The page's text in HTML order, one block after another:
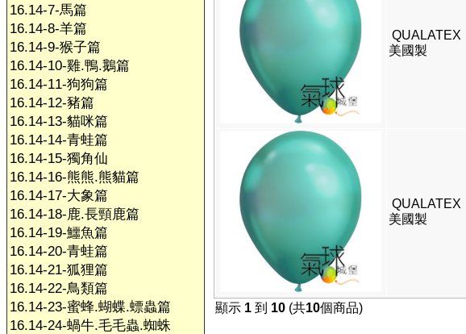
16.14-7-馬篇
16.14-8-羊篇
16.14-9-猴子篇
16.14-10-雞.鴨.鵝篇
16.14-11-狗狗篇
16.14-12-豬篇
16.14-13-貓咪篇
16.14-14-青蛙篇
16.14-15-獨角仙
16.14-16-熊熊.熊貓篇
16.14-17-大象篇
16.14-18-鹿.長頸鹿篇
16.14-19-鱷魚篇
16.14-20-青蛙篇
16.14-21-狐狸篇
16.14-22-鳥類篇
16.14-23-蜜蜂.蝴蝶.螵蟲篇
16.14-24-蝸牛.毛毛蟲.蜘蛛
QUALATEX
美國製
QUALATEX
美國製
顯示 1 到 10 (共10個商品)